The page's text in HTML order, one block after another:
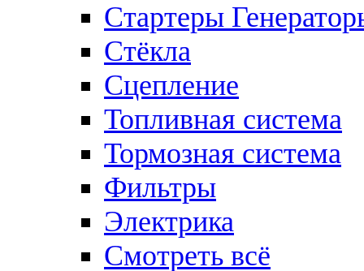
Стартеры
Стёкла
Сцепление
Топливная система
Тормозная система
Фильтры
Электрика
Смотреть всё